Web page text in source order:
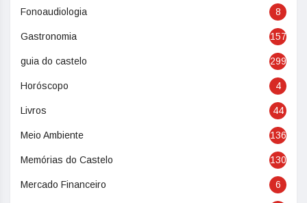
Fonoaudiologia 8
Gastronomia 157
guia do castelo 299
Horóscopo 4
Livros 44
Meio Ambiente 136
Memórias do Castelo 130
Mercado Financeiro 6